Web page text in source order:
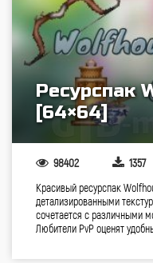
Ресурспак
[64×64]
98402 1357
Красивый ресурспак
детализированными
сочетается с различными
Любители PvP оценят